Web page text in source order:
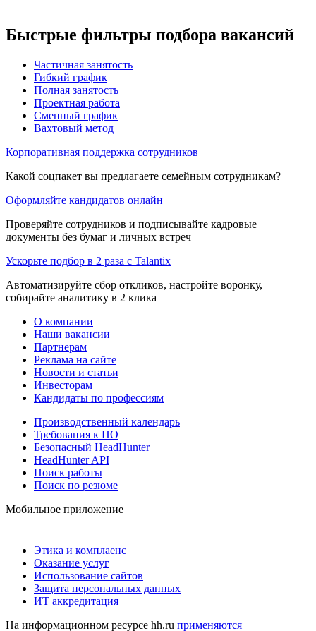
Быстрые фильтры подбора вакансий
Частичная занятость
Гибкий график
Полная занятость
Проектная работа
Сменный график
Вахтовый метод
Корпоративная поддержка сотрудников
Какой соцпакет вы предлагаете семейным сотрудникам?
Оформляйте кандидатов онлайн
Проверяйте сотрудников и подписывайте кадровые
документы без бумаг и личных встреч
Ускорьте подбор в 2 раза с Talantix
Автоматизируйте сбор откликов, настройте воронку,
собирайте аналитику в 2 клика
О компании
Наши вакансии
Партнерам
Реклама на сайте
Новости и статьи
Инвесторам
Кандидаты по профессиям
Производственный календарь
Требования к ПО
Безопасный HeadHunter
HeadHunter API
Поиск работы
Поиск по резюме
Мобильное приложение
Этика и комплаенс
Оказание услуг
Использование сайтов
Защита персональных данных
ИТ аккредитация
На информационном ресурсе hh.ru применяются